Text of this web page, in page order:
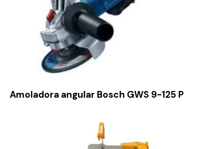
Amoladora angular Bosch GWS 9-125 P